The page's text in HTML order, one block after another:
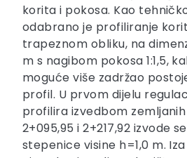
korita i pokosa. Kao
odabrano je profiliranje
trapeznom obliku, na
m s nagibom pokosa 1:1,5,
moguće više zadržao
profil. U prvom dijelu
profilira izvedbom
2+095,95 i 2+217,92 izvode
stepenice visine h=1,0 m.